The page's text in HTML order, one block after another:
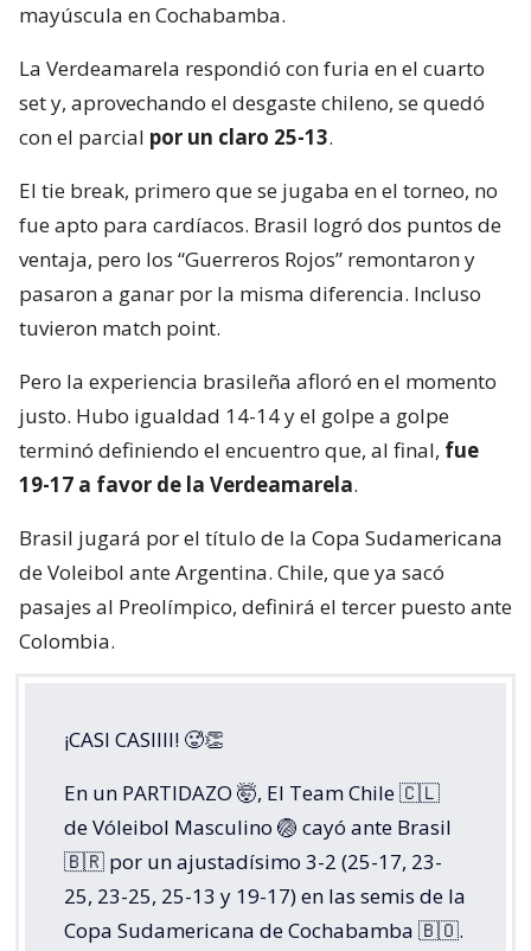
mayúscula en Cochabamba.
La Verdeamarela respondió con furia en el cuarto
set y, aprovechando el desgaste chileno, se quedó
con el parcial por un claro 25-13.
El tie break, primero que se jugaba en el torneo, no
fue apto para cardíacos. Brasil logró dos puntos de
ventaja, pero los “Guerreros Rojos” remontaron y
pasaron a ganar por la misma diferencia. Incluso
tuvieron match point.
Pero la experiencia brasileña afloró en el momento
justo. Hubo igualdad 14-14 y el golpe a golpe
terminó definiendo el encuentro que, al final, fue
19-17 a favor de la Verdeamarela.
Brasil jugará por el título de la Copa Sudamericana
de Voleibol ante Argentina. Chile, que ya sacó
pasajes al Preolímpico, definirá el tercer puesto ante
Colombia.
¡CASI CASIIII! 🥵👏
En un PARTIDAZO 🤯, El Team Chile 🇨🇱
de Vóleibol Masculino 🏐 cayó ante Brasil
🇧🇷 por un ajustadísimo 3-2 (25-17, 23-
25, 23-25, 25-13 y 19-17) en las semis de la
Copa Sudamericana de Cochabamba 🇧🇴.